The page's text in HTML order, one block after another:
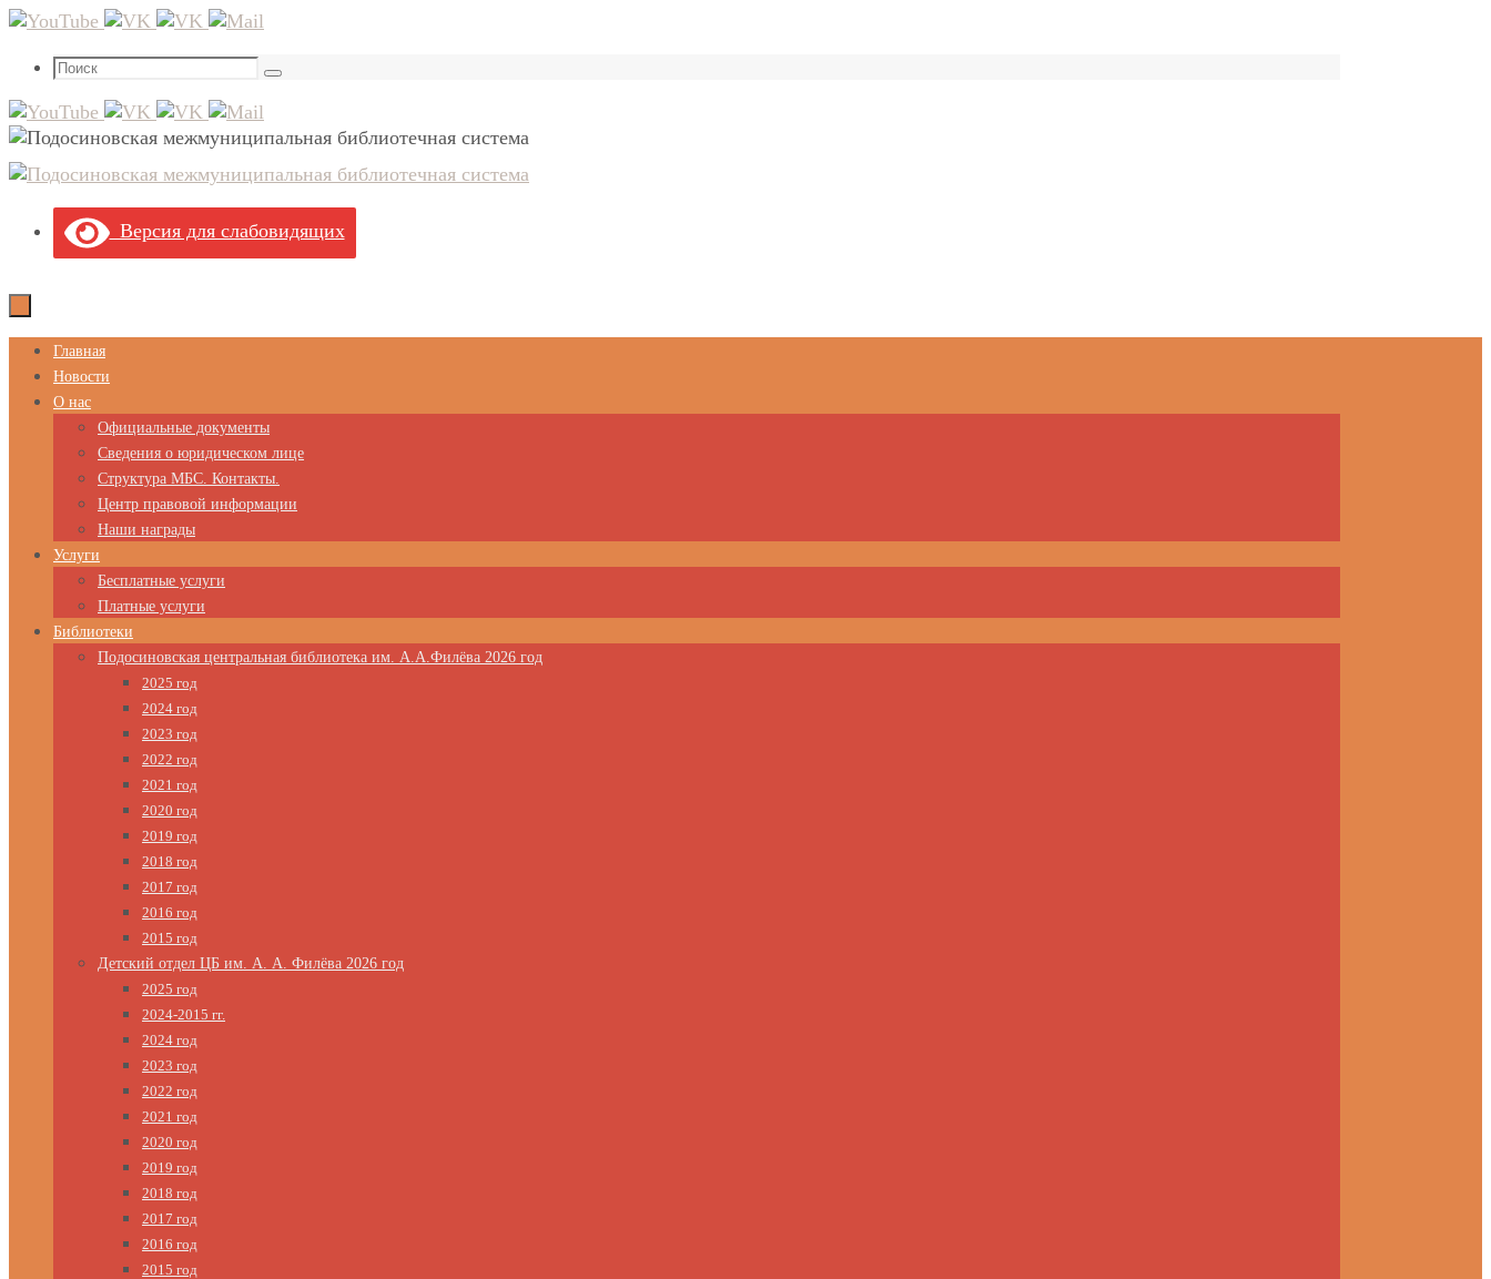
Перейти
содержимому
Что
Поиск
Версия для слабовидящих
Перейти
содержимому
Главная
Новости
О нас
Официальные документы
Сведения о юридическом лице
Структура МБС. Контакты.
Центр правовой информации
Наши награды
Услуги
Бесплатные услуги
Платные услуги
Библиотеки
Подосиновская центральная библиотека им. А.А.Филёва 2026 год
2025 год
2024 год
2023 год
2022 год
2021 год
2020 год
2019 год
2018 год
2017 год
2016 год
2015 год
Детский отдел ЦБ им. А. А. Филёва 2026 год
2025 год
2024-2015 гг.
2024 год
2023 год
2022 год
2021 год
2020 год
2019 год
2018 год
2017 год
2016 год
2015 год